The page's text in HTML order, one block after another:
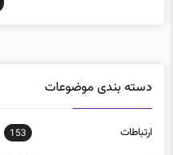
دسته بندی موضوعات
ارتباطات 153